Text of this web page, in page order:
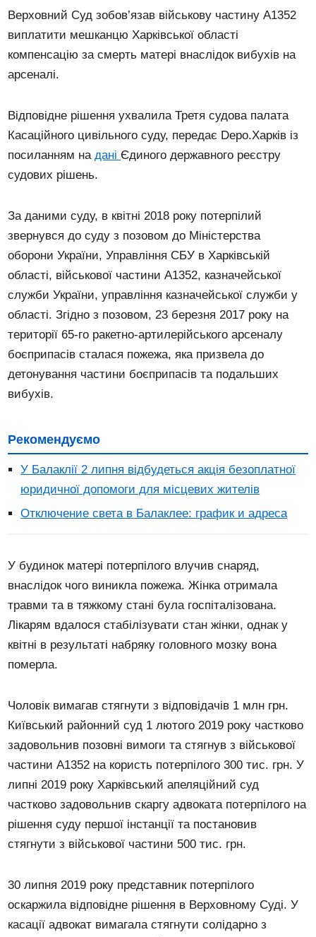
Верховний Суд зобов’язав військову частину А1352
виплатити мешканцю Харківської області
компенсацію за смерть матері внаслідок вибухів на
арсеналі.
Відповідне рішення ухвалила Третя судова палата
Касаційного цивільного суду, передає Depo.Харків із
посиланням наданіЄдиного державного реєстру
судових рішень.
За даними суду, в квітні 2018 року потерпілий
звернувся до суду з позовом до Міністерства
оборони України, Управління СБУ в Харківській
області, військової частини А1352, казначейської
служби України, управління казначейської служби у
області. Згідно з позовом, 23 березня 2017 року на
території 65-го ракетно-артилерійського арсеналу
боєприпасів сталася пожежа, яка призвела до
детонування частини боєприпасів та подальших
вибухів.
Рекомендуємо
У Балаклії 2 липня відбудеться акція безоплатної
юридичної допомоги для місцевих жителів
Отключение света в Балаклее: график и адреса
У будинок матері потерпілого влучив снаряд,
внаслідок чого виникла пожежа. Жінка отримала
травми та в тяжкому стані була госпіталізована.
Лікарям вдалося стабілізувати стан жінки, однак у
квітні в результаті набряку головного мозку вона
померла.
Чоловік вимагав стягнути з відповідачів 1 млн грн.
Київський районний суд 1 лютого 2019 року частково
задовольнив позовні вимоги та стягнув з військової
частини А1352 на користь потерпілого 300 тис. грн. У
липні 2019 року Харківський апеляційний суд
частково задовольнив скаргу адвоката потерпілого на
рішення суду першої інстанції та постановив
стягнути з військової частини 500 тис. грн.
30 липня 2019 року представник потерпілого
оскаржила відповідне рішення в Верховному Суді. У
касації адвокат вимагала стягнути солідарно з